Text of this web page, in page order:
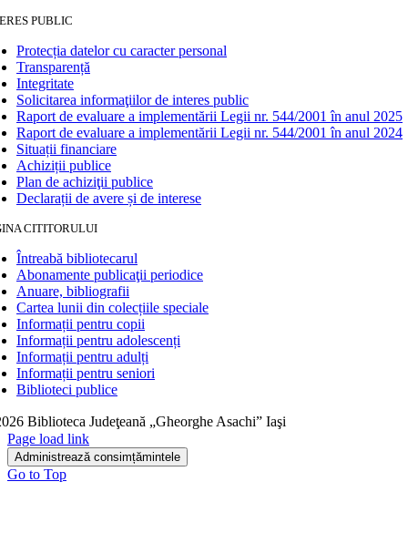
PUBLIC
Protecția datelor cu caracter personal
Transparență
Integritate
Solicitarea informaţiilor de interes public
Raport de evaluare a implementării Legii nr. 544/2001 în anul 2025
Raport de evaluare a implementării Legii nr. 544/2001 în anul 2024
Situații financiare
Achiziții publice
Plan de achiziţii publice
Declarații de avere și de interese
CITITORULUI
Întreabă bibliotecarul
Abonamente publicaţii periodice
Anuare, bibliografii
Cartea lunii din colecțiile speciale
Informații pentru copii
Informații pentru adolescenți
Informații pentru adulți
Informații pentru seniori
Biblioteci publice
Biblioteca Judeţeană „Gheorghe Asachi” Iaşi
Page load link
Administrează consimțămintele
Go to Top